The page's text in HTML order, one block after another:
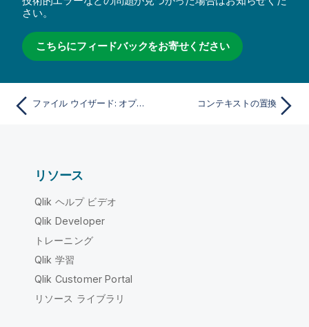
さい。
こちらにフィードバックをお寄せください
ファイル ウイザード: オプション コンテキストの置換
リソース
Qlik ヘルプ ビデオ
Qlik Developer
トレーニング
Qlik 学習
Qlik Customer Portal
リソース ライブラリ